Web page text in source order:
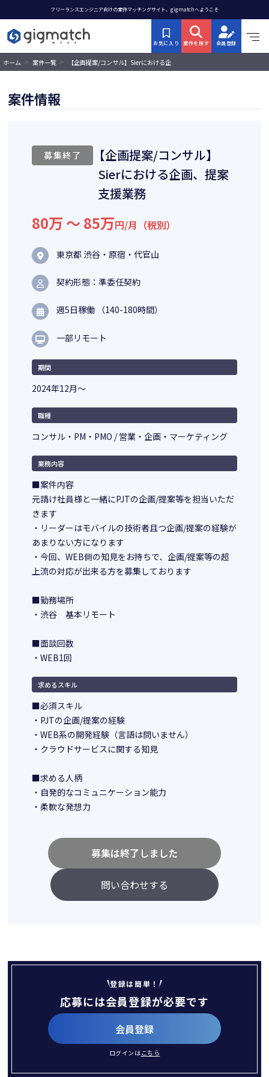
フリーランスエンジニア向けの案件マッチングサイト、gigmatchへようこそ
お気に入り 案件を探す 会員登録
ホーム > 案件一覧 >
【企画提案/コンサル】Sierにおける企
案件情報
募集終了
【企画提案/コンサル】
Sierにおける企画、提案
支援業務
80万 〜 85万円/月（税別）
東京都 渋谷・原宿・代官山
契約形態：準委任契約
週5日稼働 （140-180時間）
一部リモート
期間
2024年12月〜
職種
コンサル・PM・PMO / 営業・企画・マーケティング
業務内容
■案件内容
元請け社員様と一緒にPJTの企画/提案等を担当いただ
きます
・リーダーはモバイルの技術者且つ企画/提案の経験が
あまりない方になります
・今回、WEB側の知見をお持ちで、企画/提案等の超
上流の対応が出来る方を募集しております
■勤務場所
・渋谷 基本リモート
■面談回数
・WEB1回
求めるスキル
■必須スキル
・PJTの企画/提案の経験
・WEB系の開発経験（言語は問いません）
・クラウドサービスに関する知見
■求める人柄
・自発的なコミュニケーション能力
・柔軟な発想力
問い合わせする
募集は終了しました
登録は簡単！
応募には会員登録が必要です
会員登録
ログインは こちら